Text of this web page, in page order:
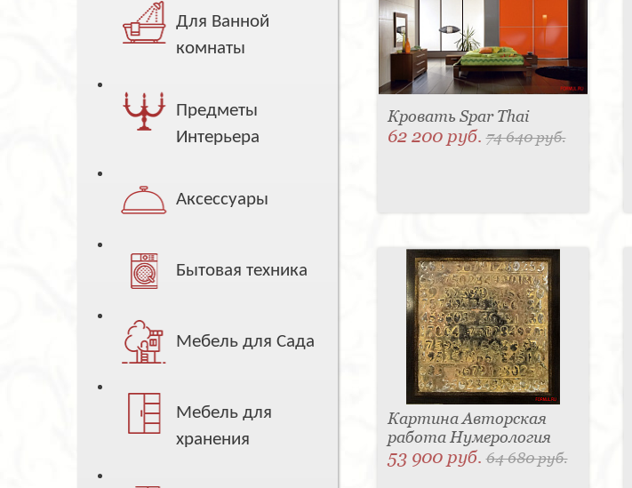
Для Ванной
комнаты
Предметы
Интерьера
Аксессуары
Бытовая техника
Мебель для Сада
Мебель для
хранения
Кровать Spar Thai
62 200 руб.74 640 руб.
Картина Авторская
работа Нумерология
53 900 руб.64 680 руб.